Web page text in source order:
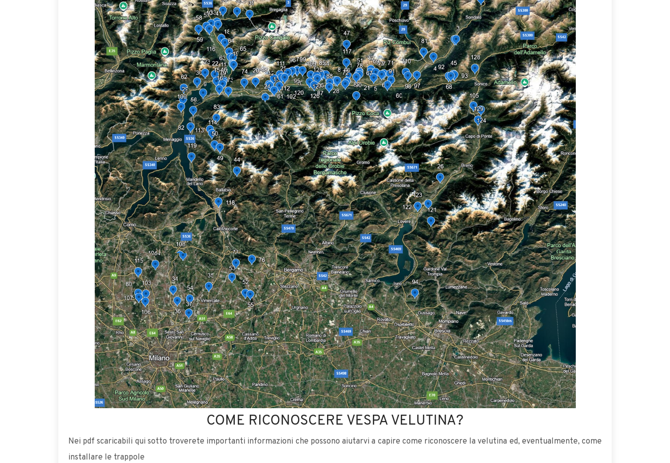
COME RICONOSCERE VESPA VELUTINA?
Nei pdf scaricabili qui sotto troverete importanti informazioni che possono aiutarvi a capire come riconoscere la velutina ed, eventualmente, come
installare le trappole